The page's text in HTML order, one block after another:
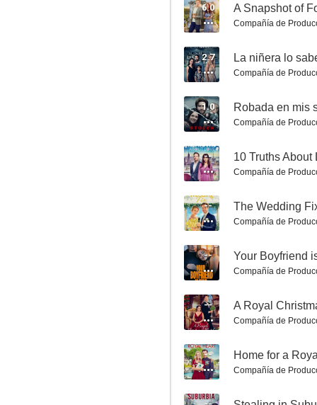
Unidas por una traición
Tempestad ártica
6.0 A Snapshot of
Compañía de
2.7 La niñera lo
Compañía de
1.0 Robada en mis
Compañía de
-- 10 Truths About
Compañía de
-- The Wedding
Compañía de
-- Your Boyfriend
Compañía de
-- A Royal
Compañía de
-- Home for a
Compañía de